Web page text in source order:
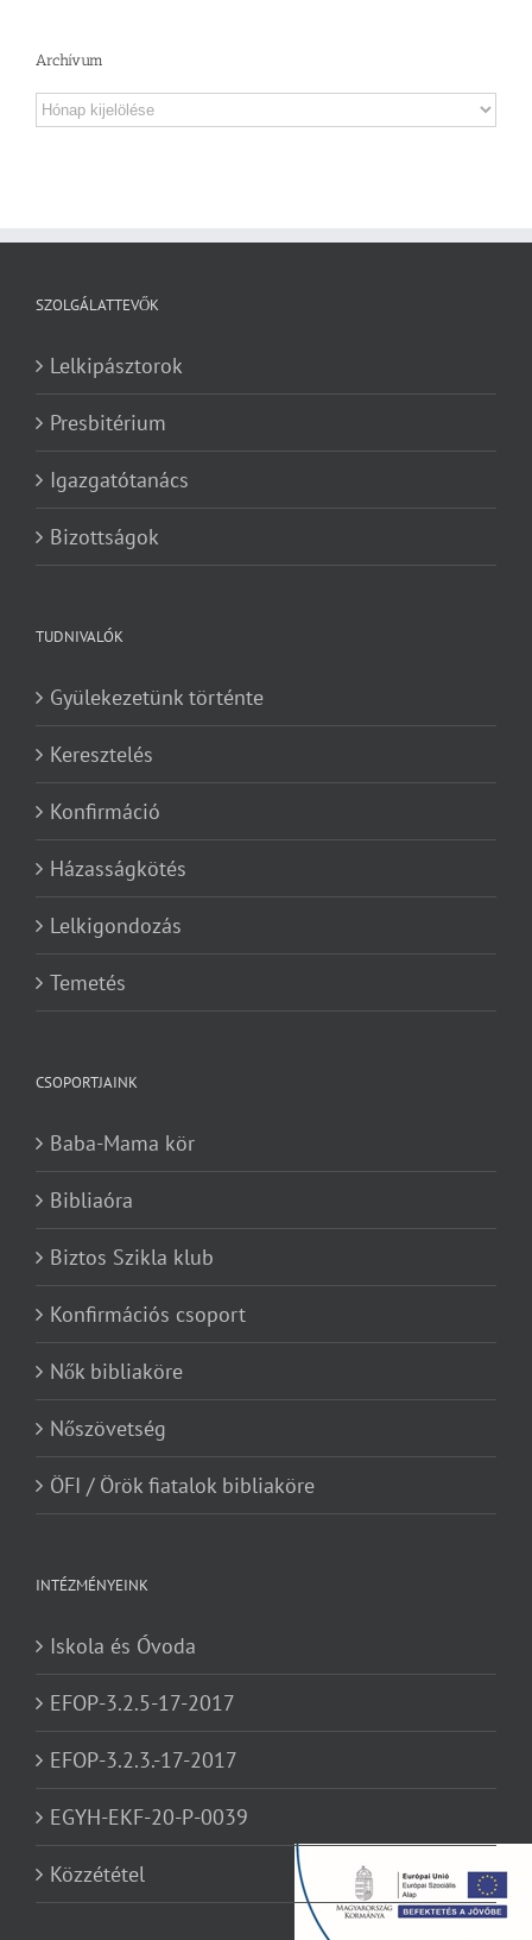
Archívum
Archívum
SZOLGÁLATTEVŐK
Lelkipásztorok
Presbitérium
Igazgatótanács
Bizottságok
TUDNIVALÓK
Gyülekezetünk történte
Keresztelés
Konfirmáció
Házasságkötés
Lelkigondozás
Temetés
CSOPORTJAINK
Baba-Mama kör
Bibliaóra
Biztos Szikla klub
Konfirmációs csoport
Nők bibliaköre
Nőszövetség
ÖFI / Örök fiatalok bibliaköre
INTÉZMÉNYEINK
Iskola és Óvoda
EFOP-3.2.5-17-2017
EFOP-3.2.3.-17-2017
EGYH-EKF-20-P-0039
Közzététel